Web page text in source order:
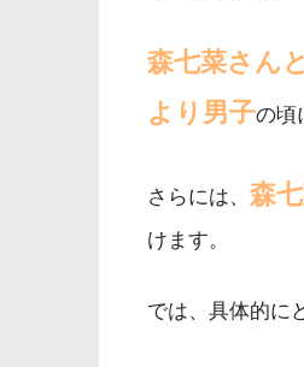
森七菜さん
より男子の頃
さらには、 森
けます。
では、具体的に